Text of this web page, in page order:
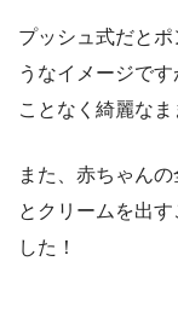
プッシュ式だと
うなイメージで
ことなく綺麗なま
また、赤ちゃん
とクリームを出
した！